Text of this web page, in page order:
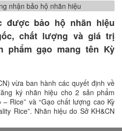
được bảo hộ nhãn hiệu
chất lượng và giá trị
phẩm gạo mang tên Kỳ
vừa ban hành các quyết định về
ký nhãn hiệu cho 2 sản phẩm
Rice” và “Gạo chất lượng cao Kỳ
Rice”. Nhãn hiệu do Sở KH&CN